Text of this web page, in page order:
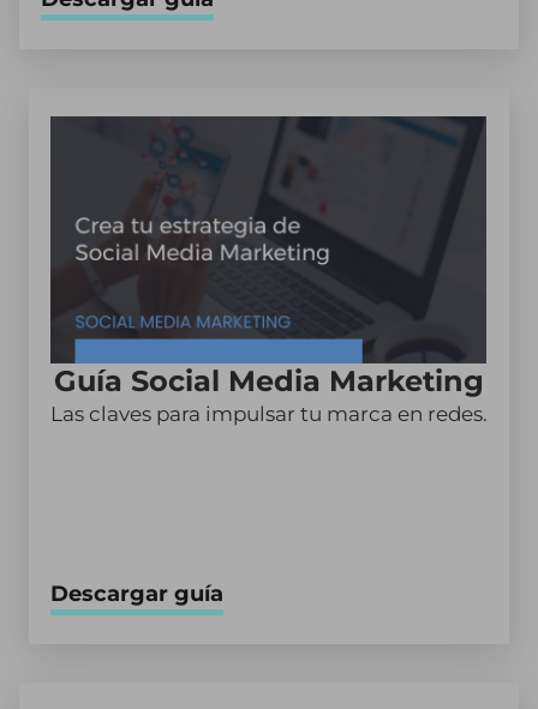
Guía Social Media Marketing
Las claves para impulsar tu marca en redes.
Descargar guía